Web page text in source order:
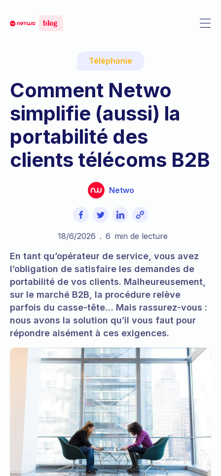
Téléphonie
Comment Netwo
simplifie (aussi) la
portabilité des
clients télécoms B2B
Netwo
18/6/2026 . 6 min de lecture
En tant qu’opérateur de service, vous avez
l’obligation de satisfaire les demandes de
portabilité de vos clients. Malheureusement,
sur le marché B2B, la procédure relève
parfois du casse-tête… Mais rassurez-vous :
nous avons la solution qu’il vous faut pour
répondre aisément à ces exigences.